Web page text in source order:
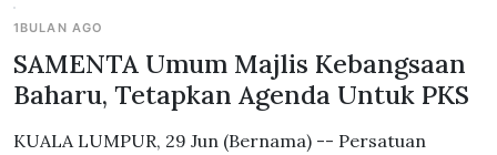
1BULAN AGO
SAMENTA Umum Majlis Kebangsaan
Baharu, Tetapkan Agenda Untuk PKS
KUALA LUMPUR, 29 Jun (Bernama) -- Persatuan